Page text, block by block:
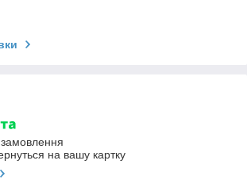
на вашу картку